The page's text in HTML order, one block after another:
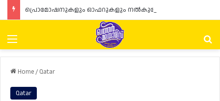
Menu
Home/ Qatar
Qatar